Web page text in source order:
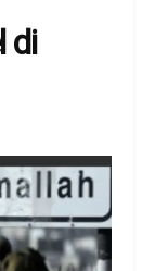
di